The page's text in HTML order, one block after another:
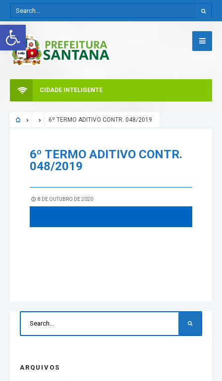
Abrir a barra de ferramentas
CIDADE INTELIGENTE
6º TERMO ADITIVO CONTR. 048/2019
6º TERMO ADITIVO CONTR.
048/2019
8 DE OUTUBRO DE 2020
ARQUIVOS